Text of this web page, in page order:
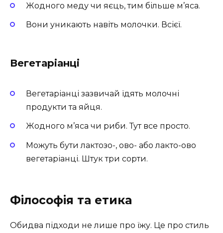
Жодного меду чи яєць, тим більше м’яса.
Вони уникають навіть молочки. Всієї.
Вегетаріанці
Вегетаріанці зазвичай їдять молочні
продукти та яйця.
Жодного м’яса чи риби. Тут все просто.
Можуть бути лактозо-, ово- або лакто-ово
вегетаріанці. Штук три сорти.
Філософія та етика
Обидва підходи не лише про їжу. Це про стиль